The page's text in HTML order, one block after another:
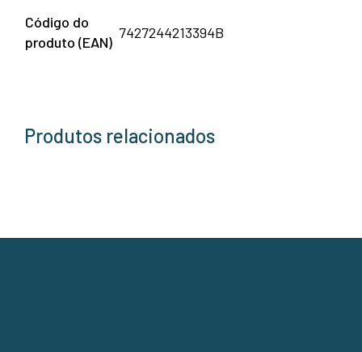
Código do
produto (EAN)
7427244213394B
Produtos relacionados